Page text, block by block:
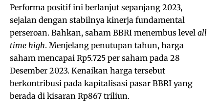
Performa positif ini berlanjut sepanjang 2023,
sejalan dengan stabilnya kinerja fundamental
perseroan. Bahkan, saham BBRI menembus level all
time high. Menjelang penutupan tahun, harga
saham mencapai Rp5.725 per saham pada 28
Desember 2023. Kenaikan harga tersebut
berkontribusi pada kapitalisasi pasar BBRI yang
berada di kisaran Rp867 triliun.